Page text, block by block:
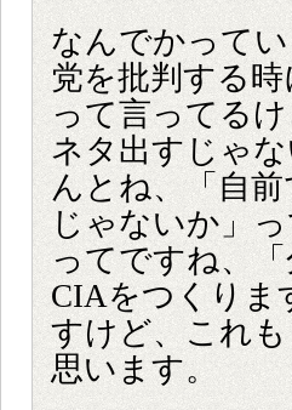
なんでかって
党を批判する
って言ってる
ネタ出すじゃ
んとね、「自
じゃないか」
ってですね、
CIAをつくりま
すけど、これ
思います。